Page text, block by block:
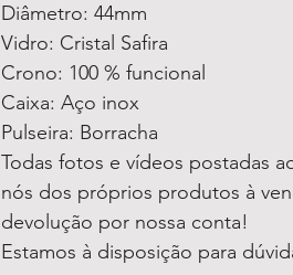
Diâmetro: 44mm
Vidro: Cristal Safira
Crono: 100 % funcional
Caixa: Aço inox
Pulseira: Borracha
Todas fotos e vídeos postadas
nós dos próprios produtos à
devolução por nossa conta!
Estamos à disposição para